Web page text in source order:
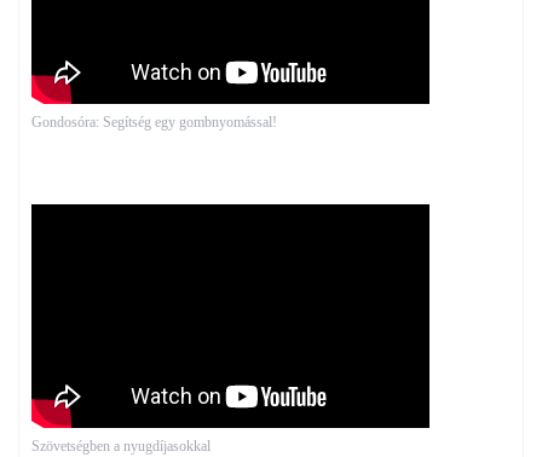
Gondosóra: Segítség egy gombnyomással!
Szövetségben a nyugdíjasokkal